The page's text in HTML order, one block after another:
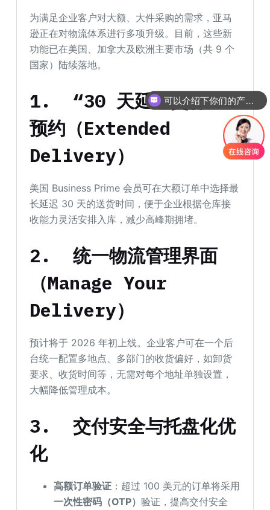
为满足企业客户对大额、大件采购的需求，亚马
逊正在对物流体系进行多项升级。目前，这些新
功能已在美国、加拿大及欧洲主要市场（共 9 个
国家）陆续落地。
1. “30 天延迟交付”
预约（Extended
Delivery）
美国 Business Prime 会员可在大额订单中选择最
长延迟 30 天的送货时间，便于企业根据仓库接
收能力灵活安排入库，减少高峰期拥堵。
2.统一物流管理界面
（Manage Your
Delivery）
预计将于 2026 年初上线。企业客户可在一个后
台统一配置多地点、多部门的收货偏好，如卸货
要求、收货时间等，无需对每个地址单独设置，
大幅降低管理成本。
3.交付安全与托盘化优
化
高额订单验证 ：超过 100 美元的订单将采用
一次性密码（OTP）验证，提高交付安全
可以介绍下你们的产品么